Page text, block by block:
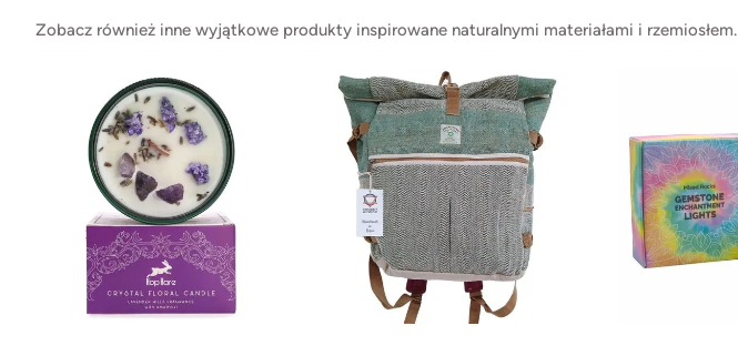
Zobacz również inne wyjątkowe produkty inspirowane naturalnymi materiałami i rzemiosłem.